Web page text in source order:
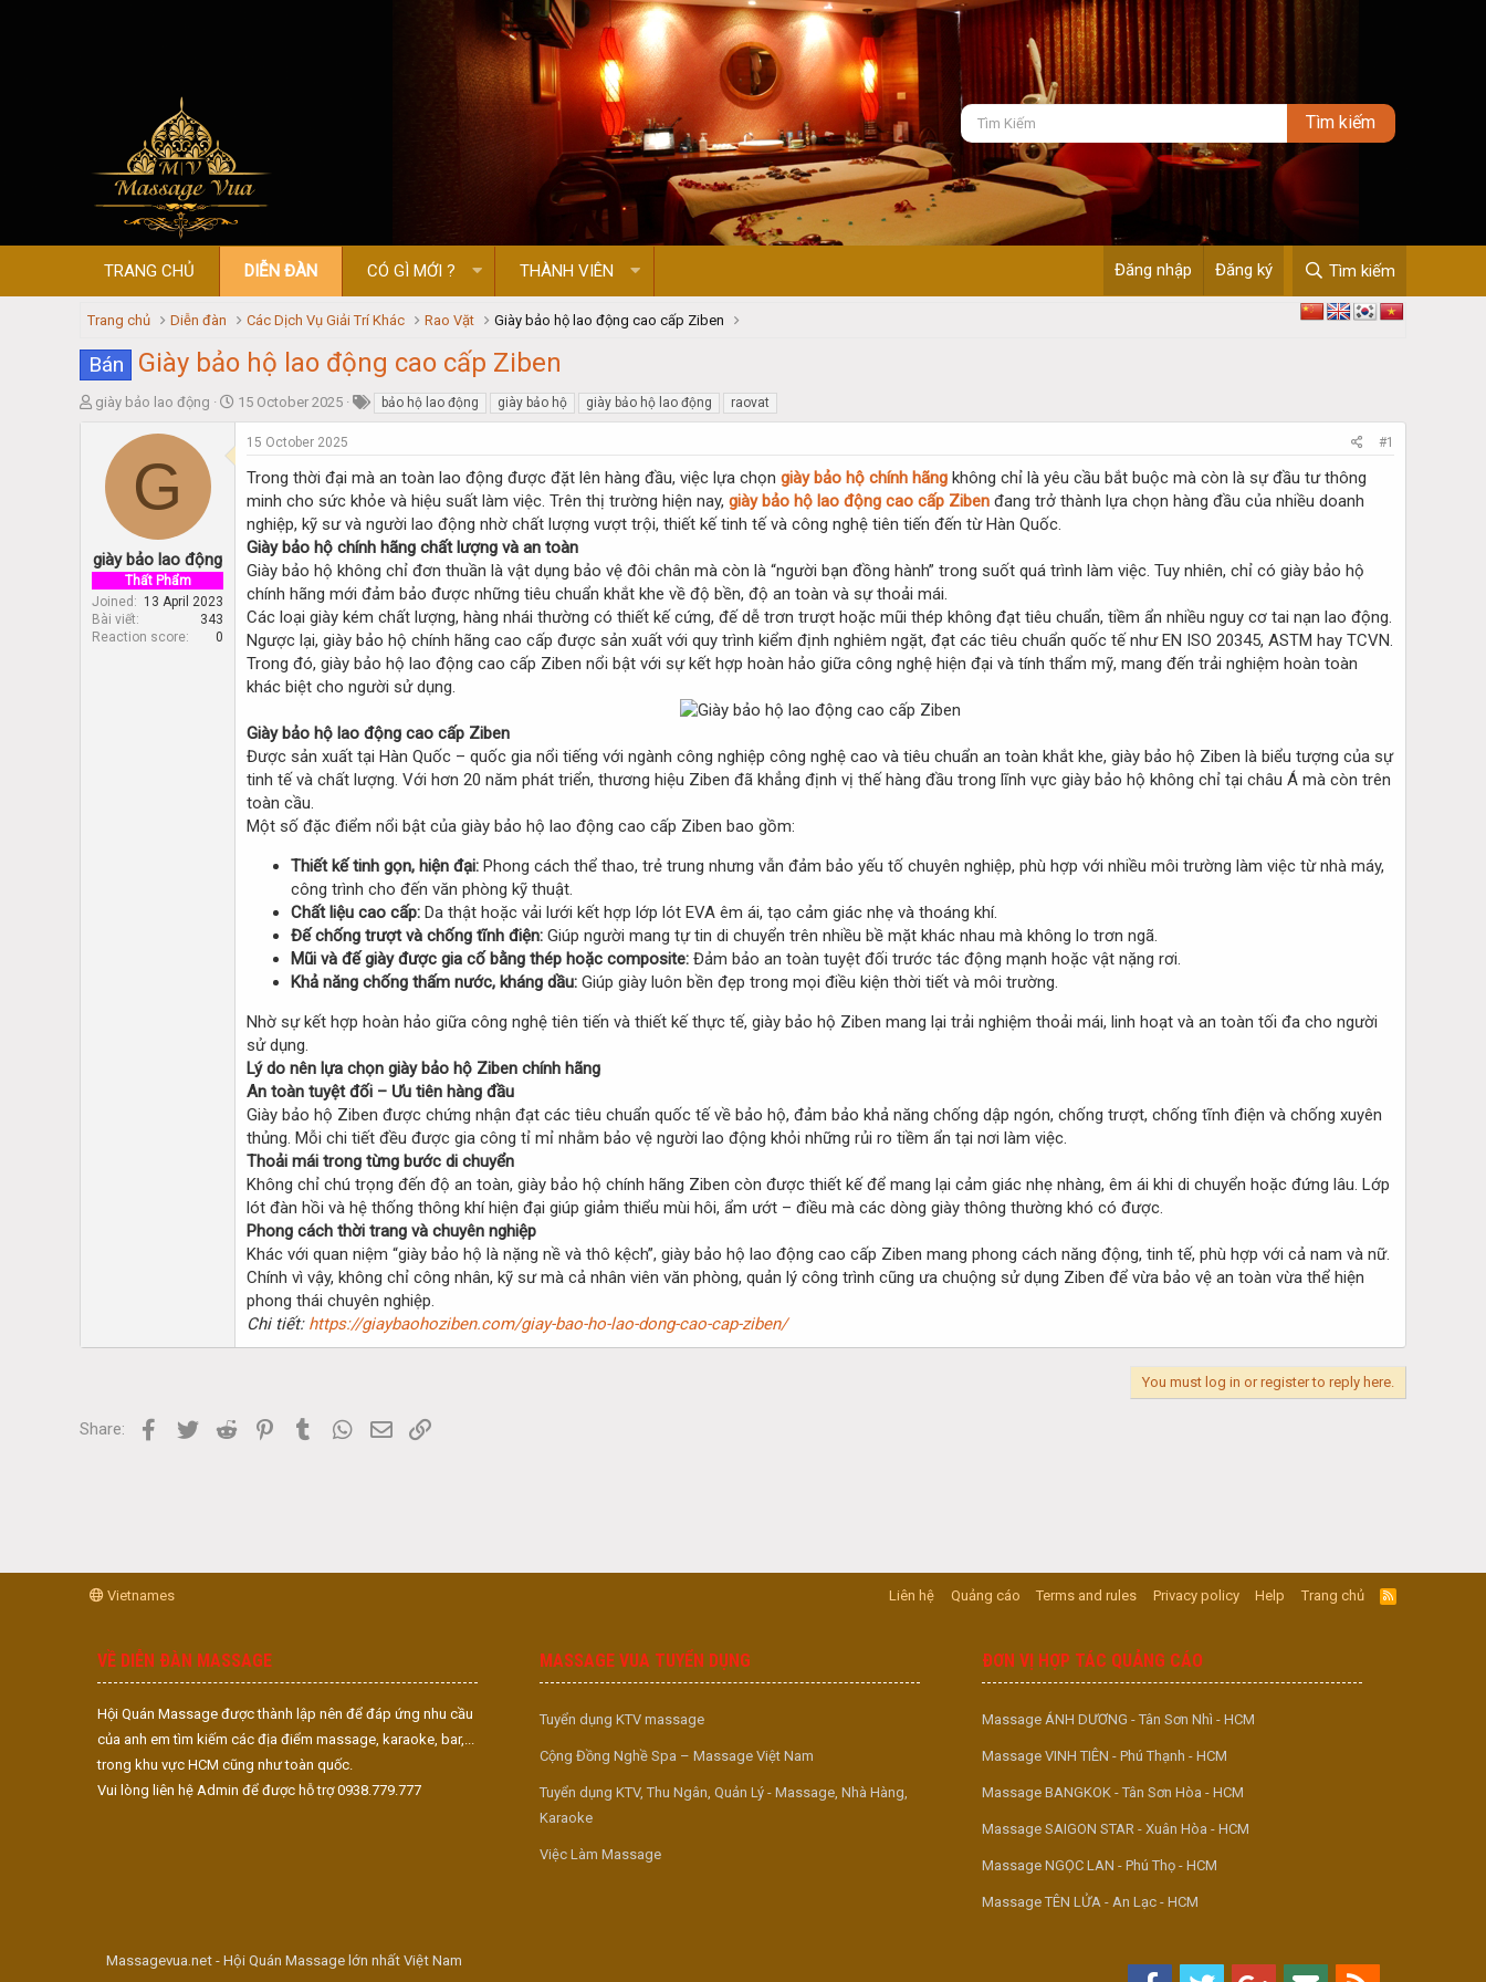
TRANG CHỦ DIỄN ĐÀN CÓ GÌ MỚI ? THÀNH VIÊN Đăng nhập Đăng ký Tìm kiếm
Trang chủ Diễn đàn Các Dịch Vụ Giải Trí Khác Rao Vặt Giày bảo hộ lao động cao cấp Ziben
Bán Giày bảo hộ lao động cao cấp Ziben
T
a
t
e
r
giày bảo lao động
S
t
15 October 2025 bảo hộ lao động giày bảo hộ giày bảo hộ lao động raovat
G
giày bảo lao động
Thất Phẩm
Joined
13 April 2023
Bài viết
343
Reaction score
0
15 October 2025 #1
Trong thời đại mà an toàn lao động được đặt lên hàng đầu, việc lựa chọn giày bảo hộ chính hãng không chỉ là yêu cầu bắt buộc mà còn là sự đầu tư thông
minh cho sức khỏe và hiệu suất làm việc. Trên thị trường hiện nay, giày bảo hộ lao động cao cấp Ziben đang trở thành lựa chọn hàng đầu của nhiều doanh
nghiệp, kỹ sư và người lao động nhờ chất lượng vượt trội, thiết kế tinh tế và công nghệ tiên tiến đến từ Hàn Quốc.
Giày bảo hộ chính hãng chất lượng và an toàn
Giày bảo hộ không chỉ đơn thuần là vật dụng bảo vệ đôi chân mà còn là “người bạn đồng hành” trong suốt quá trình làm việc. Tuy nhiên, chỉ có giày bảo hộ
chính hãng mới đảm bảo được những tiêu chuẩn khắt khe về độ bền, độ an toàn và sự thoải mái.
Các loại giày kém chất lượng, hàng nhái thường có thiết kế cứng, đế dễ trơn trượt hoặc mũi thép không đạt tiêu chuẩn, tiềm ẩn nhiều nguy cơ tai nạn lao động.
Ngược lại, giày bảo hộ chính hãng cao cấp được sản xuất với quy trình kiểm định nghiêm ngặt, đạt các tiêu chuẩn quốc tế như EN ISO 20345, ASTM hay TCVN.
Trong đó, giày bảo hộ lao động cao cấp Ziben nổi bật với sự kết hợp hoàn hảo giữa công nghệ hiện đại và tính thẩm mỹ, mang đến trải nghiệm hoàn toàn
khác biệt cho người sử dụng.
Giày bảo hộ lao động cao cấp Ziben
Được sản xuất tại Hàn Quốc – quốc gia nổi tiếng với ngành công nghiệp công nghệ cao và tiêu chuẩn an toàn khắt khe, giày bảo hộ Ziben là biểu tượng của sự
tinh tế và chất lượng. Với hơn 20 năm phát triển, thương hiệu Ziben đã khẳng định vị thế hàng đầu trong lĩnh vực giày bảo hộ không chỉ tại châu Á mà còn trên
toàn cầu.
Một số đặc điểm nổi bật của giày bảo hộ lao động cao cấp Ziben bao gồm:
Thiết kế tinh gọn, hiện đại: Phong cách thể thao, trẻ trung nhưng vẫn đảm bảo yếu tố chuyên nghiệp, phù hợp với nhiều môi trường làm việc từ nhà máy,
công trình cho đến văn phòng kỹ thuật.
Chất liệu cao cấp: Da thật hoặc vải lưới kết hợp lớp lót EVA êm ái, tạo cảm giác nhẹ và thoáng khí.
Đế chống trượt và chống tĩnh điện: Giúp người mang tự tin di chuyển trên nhiều bề mặt khác nhau mà không lo trơn ngã.
Mũi và đế giày được gia cố bằng thép hoặc composite: Đảm bảo an toàn tuyệt đối trước tác động mạnh hoặc vật nặng rơi.
Khả năng chống thấm nước, kháng dầu: Giúp giày luôn bền đẹp trong mọi điều kiện thời tiết và môi trường.
Nhờ sự kết hợp hoàn hảo giữa công nghệ tiên tiến và thiết kế thực tế, giày bảo hộ Ziben mang lại trải nghiệm thoải mái, linh hoạt và an toàn tối đa cho người
sử dụng.
Lý do nên lựa chọn giày bảo hộ Ziben chính hãng
An toàn tuyệt đối – Ưu tiên hàng đầu
Giày bảo hộ Ziben được chứng nhận đạt các tiêu chuẩn quốc tế về bảo hộ, đảm bảo khả năng chống dập ngón, chống trượt, chống tĩnh điện và chống xuyên
thủng. Mỗi chi tiết đều được gia công tỉ mỉ nhằm bảo vệ người lao động khỏi những rủi ro tiềm ẩn tại nơi làm việc.
Thoải mái trong từng bước di chuyển
Không chỉ chú trọng đến độ an toàn, giày bảo hộ chính hãng Ziben còn được thiết kế để mang lại cảm giác nhẹ nhàng, êm ái khi di chuyển hoặc đứng lâu. Lớp
lót đàn hồi và hệ thống thông khí hiện đại giúp giảm thiểu mùi hôi, ẩm ướt – điều mà các dòng giày thông thường khó có được.
Phong cách thời trang và chuyên nghiệp
Khác với quan niệm “giày bảo hộ là nặng nề và thô kệch”, giày bảo hộ lao động cao cấp Ziben mang phong cách năng động, tinh tế, phù hợp với cả nam và nữ.
Chính vì vậy, không chỉ công nhân, kỹ sư mà cả nhân viên văn phòng, quản lý công trình cũng ưa chuộng sử dụng Ziben để vừa bảo vệ an toàn vừa thể hiện
phong thái chuyên nghiệp.
Chi tiết: https://giaybaohoziben.com/giay-bao-ho-lao-dong-cao-cap-ziben/
You must log in or register to reply here.
Share: Facebook
Twitter Reddit PinterestTumblr WhatsApp
Email
Vietnames Liên hệ Quảng cáo Terms and rules Privacy policy Help Trang chủ
R
S
VỀ DIỄN ĐÀN MASSAGE
Hội Quán Massage được thành lập nên để đáp ứng nhu cầu
của anh em tìm kiếm các địa điểm massage, karaoke, bar,...
trong khu vực HCM cũng như toàn quốc.
Vui lòng liên hệ Admin để được hỗ trợ 0938.779.777
MASSAGE VUA TUYỂN DỤNG
Tuyển dụng KTV massage
Cộng Đồng Nghề Spa – Massage Việt Nam
Tuyển dụng KTV, Thu Ngân, Quản Lý - Massage, Nhà Hàng,
Karaoke
Việc Làm Massage
ĐƠN VỊ HỢP TÁC QUẢNG CÁO
Massage ÁNH DƯƠNG - Tân Sơn Nhì - HCM
Massage VINH TIÊN - Phú Thạnh - HCM
Massage BANGKOK - Tân Sơn Hòa - HCM
Massage SAIGON STAR - Xuân Hòa - HCM
Massage NGỌC LAN - Phú Thọ - HCM
Massage TÊN LỬA - An Lạc - HCM
Massagevua.net - Hội Quán Massage lớn nhất Việt Nam